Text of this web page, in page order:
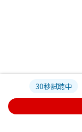
30秒試聴中